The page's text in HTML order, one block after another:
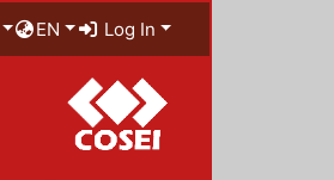
EN Log In